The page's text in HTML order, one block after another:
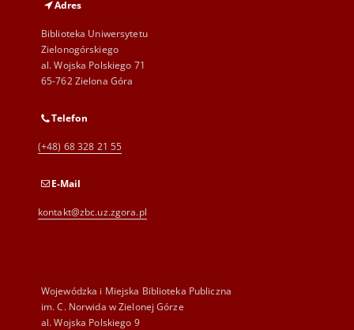
Adres
Biblioteka Uniwersytetu
Zielonogórskiego
al. Wojska Polskiego 71
65-762 Zielona Góra
Telefon
(+48) 68 328 21 55
E-Mail
kontakt@zbc.uz.zgora.pl
Wojewódzka i Miejska Biblioteka Publiczna
im. C. Norwida w Zielonej Górze
al. Wojska Polskiego 9